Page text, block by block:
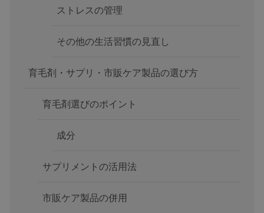
ストレスの管理
その他の生活習慣の見直し
育毛剤・サプリ・市販ケア製品の選び方
育毛剤選びのポイント
成分
サプリメントの活用法
市販ケア製品の併用